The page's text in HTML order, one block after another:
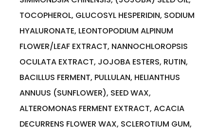
TOCOPHEROL, GLUCOSYL HESPERIDIN, SODIUM
HYALURONATE, LEONTOPODIUM ALPINUM
FLOWER/LEAF EXTRACT, NANNOCHLOROPSIS
OCULATA EXTRACT, JOJOBA ESTERS, RUTIN,
BACILLUS FERMENT, PULLULAN, HELIANTHUS
ANNUUS (SUNFLOWER), SEED WAX,
ALTEROMONAS FERMENT EXTRACT, ACACIA
DECURRENS FLOWER WAX, SCLEROTIUM GUM,